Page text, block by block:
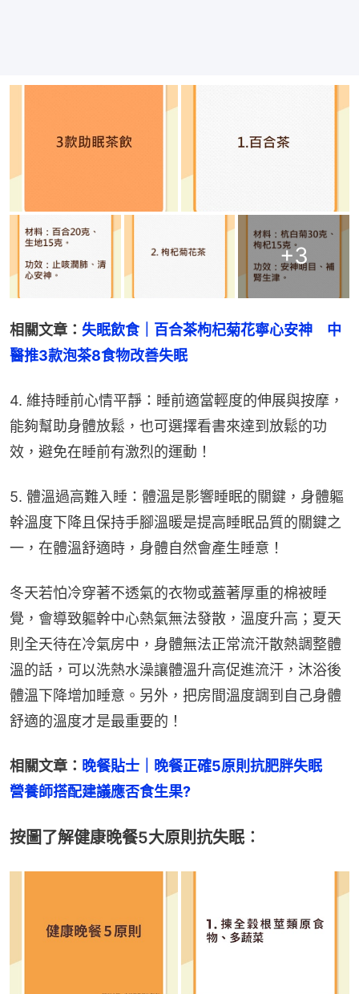
+3
相關文章： 失眠飲食｜百合茶枸杞菊花寧心安神　中
醫推3款泡茶8食物改善失眠
4. 維持睡前心情平靜：睡前適當輕度的伸展與按摩，
能夠幫助身體放鬆，也可選擇看書來達到放鬆的功
效，避免在睡前有激烈的運動！
5. 體溫過高難入睡：體溫是影響睡眠的關鍵，身體軀
幹溫度下降且保持手腳溫暖是提高睡眠品質的關鍵之
一，在體溫舒適時，身體自然會產生睡意！
冬天若怕冷穿著不透氣的衣物或蓋著厚重的棉被睡
覺，會導致軀幹中心熱氣無法發散，溫度升高；夏天
則全天待在冷氣房中，身體無法正常流汗散熱調整體
溫的話，可以洗熱水澡讓體溫升高促進流汗，沐浴後
體溫下降增加睡意。另外，把房間溫度調到自己身體
舒適的溫度才是最重要的！
相關文章： 晚餐貼士｜晚餐正確5原則抗肥胖失眠
營養師搭配建議應否食生果?
按圖了解健康晚餐5大原則抗失眠︰